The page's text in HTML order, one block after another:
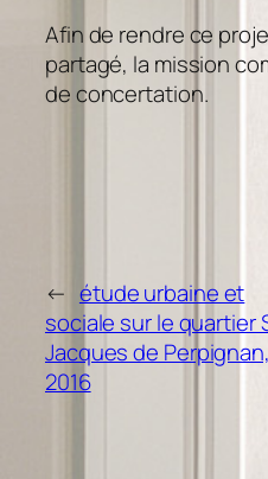
Afin de rendre ce
partagé, la mission
de concertation.
← étude urbaine et
sociale sur le quartier
Jacques de Perpignan,
2016